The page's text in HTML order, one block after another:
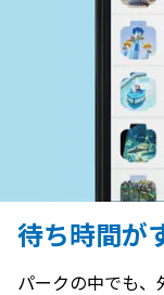
待ち時間が
パークの中でも